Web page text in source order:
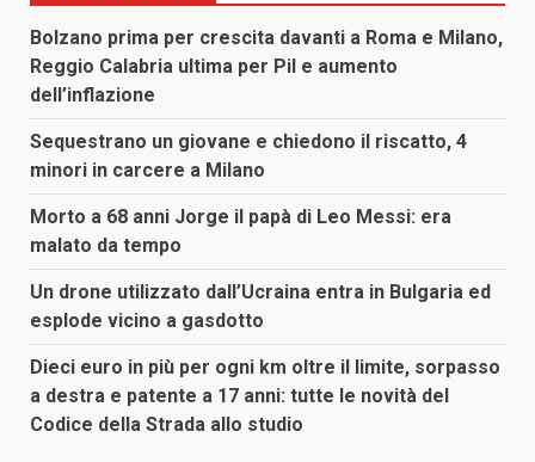
Bolzano prima per crescita davanti a Roma e Milano,
Reggio Calabria ultima per Pil e aumento
dell’inflazione
Sequestrano un giovane e chiedono il riscatto, 4
minori in carcere a Milano
Morto a 68 anni Jorge il papà di Leo Messi: era
malato da tempo
Un drone utilizzato dall’Ucraina entra in Bulgaria ed
esplode vicino a gasdotto
Dieci euro in più per ogni km oltre il limite, sorpasso
a destra e patente a 17 anni: tutte le novità del
Codice della Strada allo studio